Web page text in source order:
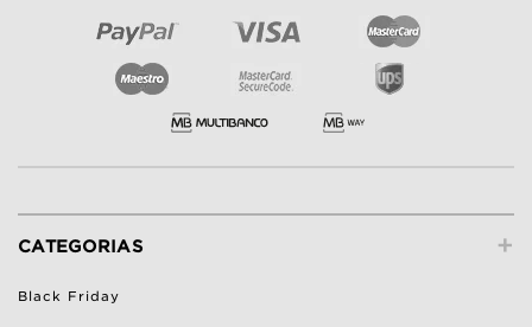
+
CATEGORIAS
Black Friday